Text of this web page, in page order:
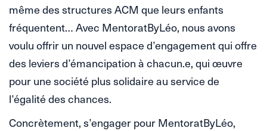
même des structures ACM que leurs enfants
fréquentent… Avec MentoratByLéo, nous avons
voulu offrir un nouvel espace d’engagement qui offre
des leviers d’émancipation à chacun.e, qui œuvre
pour une société plus solidaire au service de
l’égalité des chances.
Concrètement, s’engager pour MentoratByLéo,